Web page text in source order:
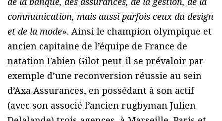
communication, mais aussi parfois ceux du design
et de la mode». Ainsi le champion olympique et
ancien capitaine de l’équipe de France de
natation Fabien Gilot peut-il se prévaloir par
exemple d’une reconversion réussie au sein
d’Axa Assurances, en possédant à son actif
(avec son associé l’ancien rugbyman Julien